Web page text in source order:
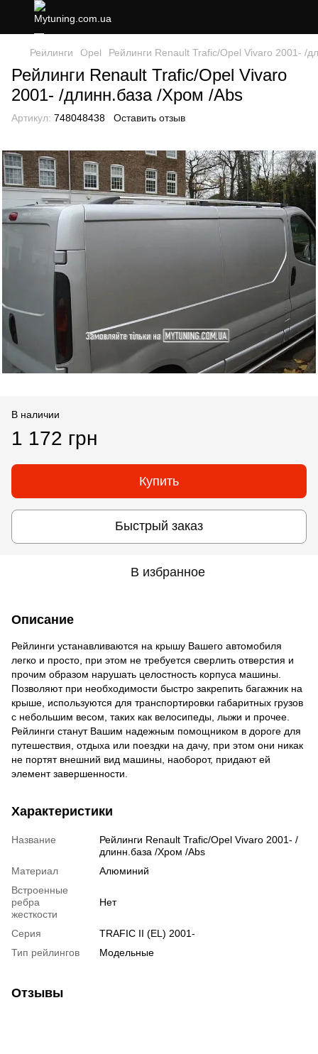
Рейлинги Opel Рейлинги Renault Trafiс/Opel Vivaro 2001- /
Рейлинги Renault Trafiс/Opel Vivaro
2001- /длинн.база /Хром /Abs
Артикул: 748048438 Оставить отзыв
В наличии
1 172 грн
Купить
Быстрый заказ
В избранное
Описание
Рейлинги устанавливаются на крышу Вашего автомобиля
легко и просто, при этом не требуется сверлить отверстия и
прочим образом нарушать целостность корпуса машины.
Позволяют при необходимости быстро закрепить багажник на
крыше, используются для транспортировки габаритных грузов
с небольшим весом, таких как велосипеды, лыжи и прочее.
Рейлинги станут Вашим надежным помощником в дороге для
путешествия, отдыха или поездки на дачу, при этом они никак
не портят внешний вид машины, наоборот, придают ей
элемент завершенности.
Характеристики
Название
Рейлинги Renault Trafiс/Opel Vivaro 2001- /
длинн.база /Хром /Abs
Материал
Алюминий
Встроенные
ребра
жесткости
Нет
Серия
TRAFIC II (EL) 2001-
Тип рейлингов
Модельные
Отзывы